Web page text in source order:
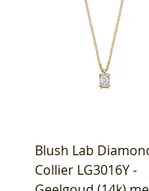
Blush Lab
Collier LG3016Y -